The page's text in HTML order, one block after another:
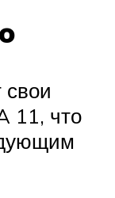
свои
11, что